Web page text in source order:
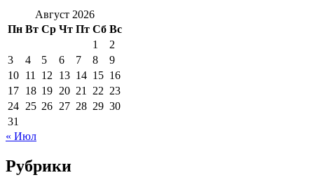
Август 2026
Пн Вт Ср Чт Пт Сб Вс
1
2
3
4 5 6 7 8
9
10 11 12 13 14 15 16
17 18 19 20 21 22 23
24 25 26 27 28 29 30
31
« Июл
Рубрики